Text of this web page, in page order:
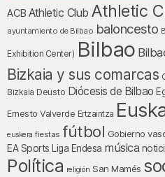
ACB Athletic Club Athletic
ayuntamiento de Bilbao baloncesto
Exhibition Center) Bilbao
Bizkaia y sus comarcas
Bizkaia Deusto Diócesis de Bilbao
Ernesto Valverde Ertzaintza
euskera fiestas fútbol Gobierno
EA Sports
Liga Endesa música
Política religión San Mamés